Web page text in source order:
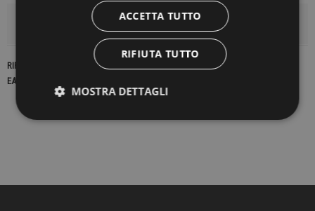
DETTAGLI DEL PRODOTTO
RIFERIMENTO
EAN13
ACCETTA TUTTO
RIFIUTA TUTTO
MOSTRA DETTAGLI